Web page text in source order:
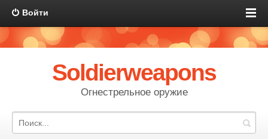
Войти
Soldierweapons
Огнестрельное оружие